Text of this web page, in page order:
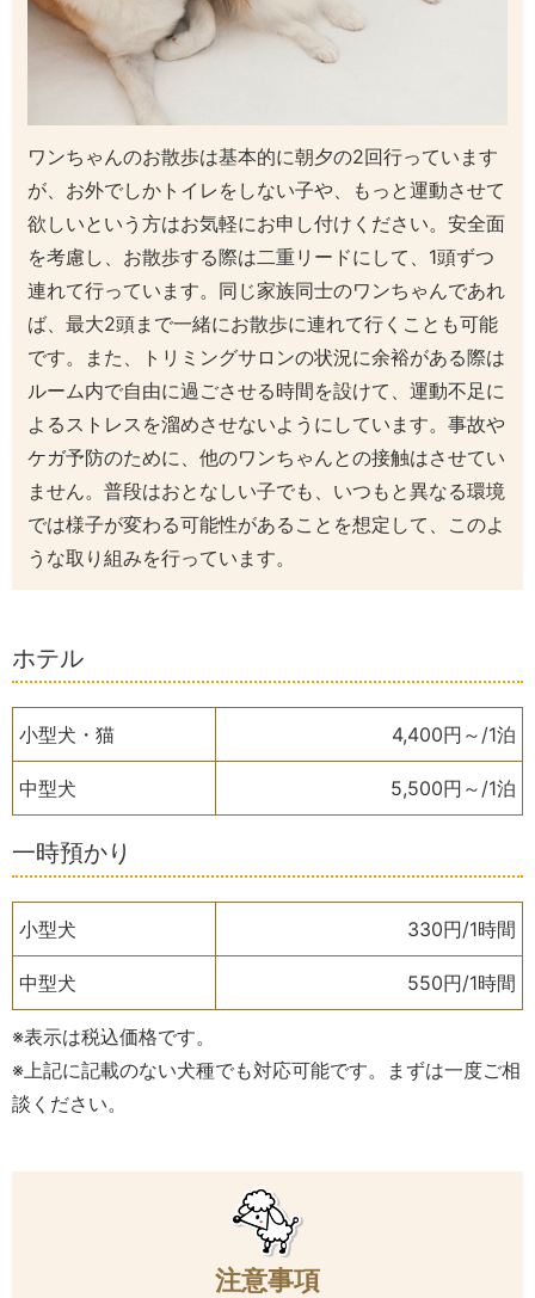
ワンちゃんのお散歩は基本的に朝夕の2回行っています
が、お外でしかトイレをしない子や、もっと運動させて
欲しいという方はお気軽にお申し付けください。 安全面
を考慮し、お散歩する際は二重リードにして、1頭ずつ
連れて行っています。 同じ家族同士のワンちゃんであれ
ば、最大2頭まで一緒にお散歩に連れて行くことも可能
です。
また、トリミングサロンの状況に余裕がある際は
ルーム内で自由に過ごさせる時間を設けて、運動不足に
よるストレスを溜めさせないようにしています。 事故や
ケガ予防のために、他のワンちゃんとの接触はさせてい
ません。 普段はおとなしい子でも、いつもと異なる環境
では様子が変わる可能性があることを想定して、このよ
うな取り組みを行っています。
ホテル
小型犬・猫 4,400円～/1泊
中型犬 5,500円～/1泊
一時預かり
小型犬 330円/1時間
中型犬 550円/1時間
※表示は税込価格です。
※上記に記載のない犬種でも対応可能です。まずは一度ご相
談ください。
注意事項